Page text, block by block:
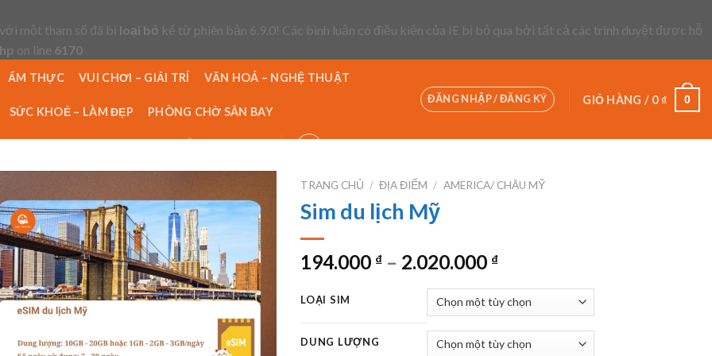
một tham số đã bị loại bỏ kể từ phiên bản 6.9.0! Các bình luận có điều kiện của IE bị bỏ qua bởi tất cả các trình duyệt được hỗ
on line 6170
ẨM THỰC VUI CHƠI – GIẢI TRÍ VĂN HOÁ – NGHỆ THUẬT
SỨC KHOẺ – LÀM ĐẸP PHÒNG CHỜ SÂN BAY
ĐĂNG NHẬP / ĐĂNG KÝ GIỎ HÀNG / 0 ₫ 0
Add to wishlist
TRANG CHỦ / ĐỊA ĐIỂM / AMERICA/ CHÂU MỸ
Sim du lịch Mỹ
194.000 ₫ – 2.020.000 ₫Khoảng
từ
194.000 ₫
đến
LOẠI SIM
DUNG LƯỢNG